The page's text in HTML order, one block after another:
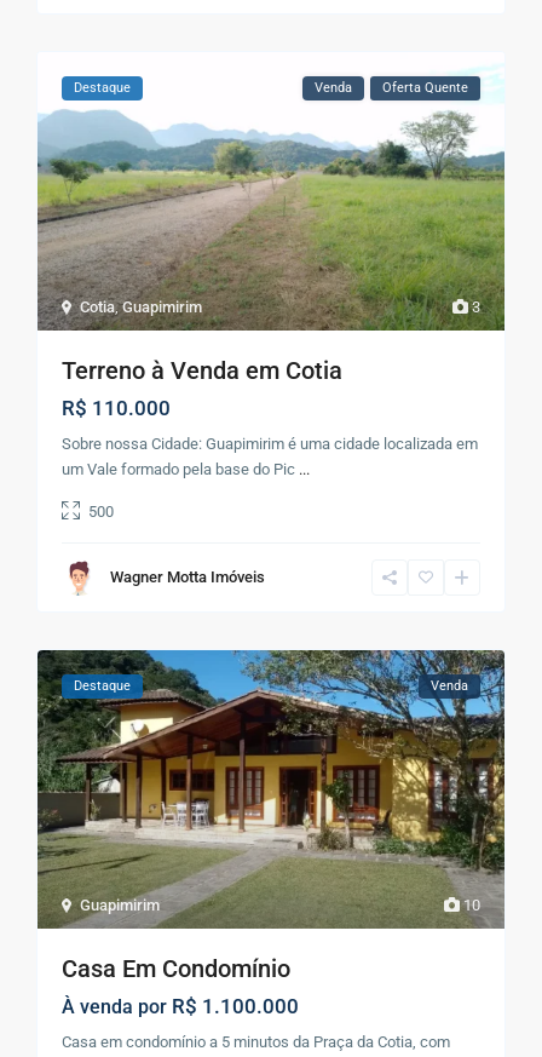
3
Cotia,Guapimirim
Destaque Venda Oferta Quente
Terreno à Venda em Cotia
R$ 110.000
Sobre nossa Cidade: Guapimirim é uma cidade localizada em
um Vale formado pela base do Pic ...
500
Wagner Motta Imóveis
10
Guapimirim
Destaque Venda
Casa Em Condomínio
À venda por R$ 1.100.000
Casa em condomínio a 5 minutos da Praça da Cotia, com